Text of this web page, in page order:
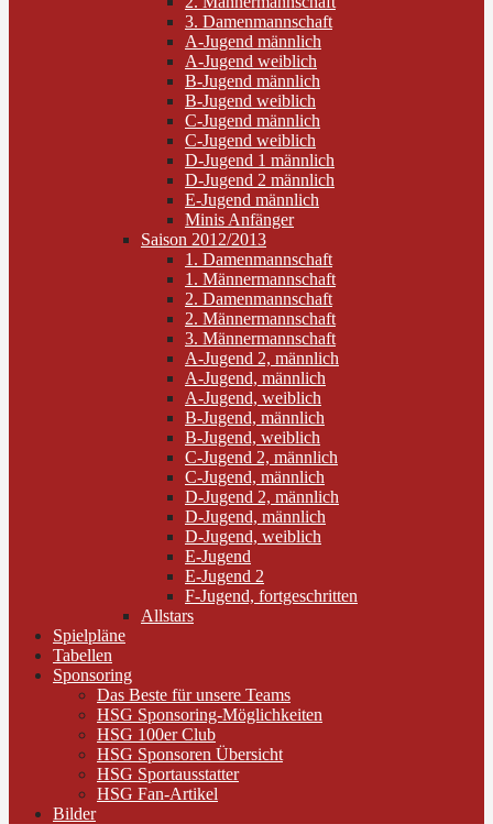
3. Damenmannschaft
A-Jugend männlich
A-Jugend weiblich
B-Jugend männlich
B-Jugend weiblich
C-Jugend männlich
C-Jugend weiblich
D-Jugend 1 männlich
D-Jugend 2 männlich
E-Jugend männlich
Minis Anfänger
Saison 2012/2013
1. Damenmannschaft
1. Männermannschaft
2. Damenmannschaft
2. Männermannschaft
3. Männermannschaft
A-Jugend 2, männlich
A-Jugend, männlich
A-Jugend, weiblich
B-Jugend, männlich
B-Jugend, weiblich
C-Jugend 2, männlich
C-Jugend, männlich
D-Jugend 2, männlich
D-Jugend, männlich
D-Jugend, weiblich
E-Jugend
E-Jugend 2
F-Jugend, fortgeschritten
Allstars
Spielpläne
Tabellen
Sponsoring
Das Beste für unsere Teams
HSG Sponsoring-Möglichkeiten
HSG 100er Club
HSG Sponsoren Übersicht
HSG Sportausstatter
HSG Fan-Artikel
Bilder